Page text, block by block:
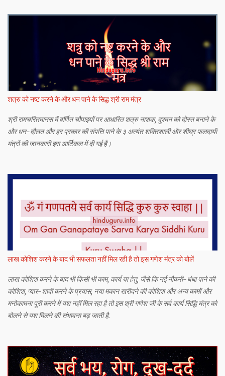
शत्रु को नष्ट करने के और धन पाने के सिद्ध श्री राम मंत्र
श्री रामचरितमानस में वर्णित चौपाइयों पर आधारित शत्रु नाशक, दुश्मन को दोस्त बनाने के
और धन-दौलत और हर प्रकार की संपत्ति पाने के ३ अत्यंत शक्तिशाली और शीघ्र फलदायी
मंत्रों की जानकारी इस आर्टिकल में दी गई है।
लाख कोशिश करने के बाद भी सफलता नहीं मिल रही है तो इस गणेश मंत्र को बोलें
लाख कोशिश करने के बाद भी किसी भी काम, कार्य या हेतु, जैसे कि नई नौकरी-धंधा पाने की
कोशिश, प्यार-शादी करने के प्रयास, नया मकान खरीदने की कोशिश और अन्य कामों और
मनोकामना पूरी करने में यश नहीं मिल रहा है तो इस श्री गणेश जी के सर्व कार्य सिद्धि मंत्र को
बोलने से यश मिलने की संभावना बढ़ जाती है.